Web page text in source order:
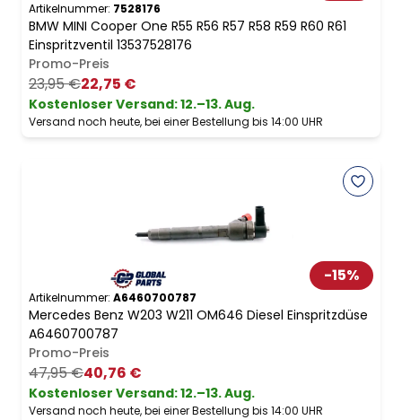
Artikelnummer: 7528176
BMW MINI Cooper One R55 R56 R57 R58 R59 R60 R61
Einspritzventil 13537528176
Promo-Preis
23,95 €22,75 €
Kostenloser Versand:12.–13. Aug.
Versand noch heute, bei einer Bestellung bis 14:00 UHR
-15%
Artikelnummer: A6460700787
Mercedes Benz W203 W211 OM646 Diesel Einspritzdüse
A6460700787
Promo-Preis
47,95 €40,76 €
Kostenloser Versand:12.–13. Aug.
Versand noch heute, bei einer Bestellung bis 14:00 UHR